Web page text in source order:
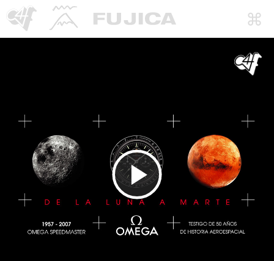
Reproducir
Vídeo